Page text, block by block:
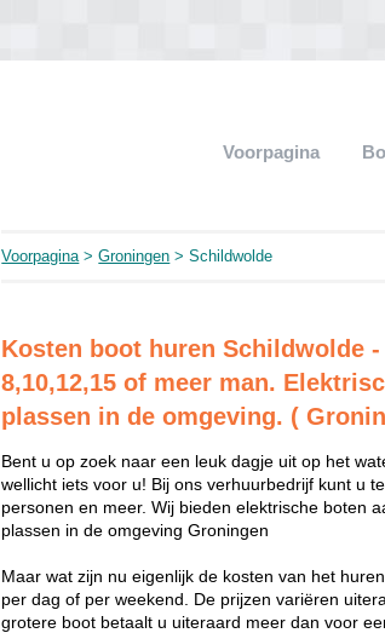
Voorpagina
Voorpagina>Groningen > Schildwolde
Kosten boot huren Schildwolde
8,10,12,15 of meer man.
plassen in de omgeving. (
Bent u op zoek naar een leuk dagje uit op het
wellicht iets voor u! Bij ons verhuurbedrijf kunt u
personen en meer. Wij bieden elektrische boten
plassen in de omgeving Groningen
Maar wat zijn nu eigenlijk de kosten van het
per dag of per weekend. De prijzen variëren
grotere boot betaalt u uiteraard meer dan voor